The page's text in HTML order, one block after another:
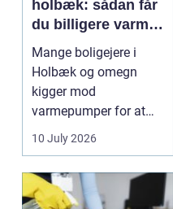
holbæk: sådan får
du billigere varme
og bedre
indeklima
Mange boligejere i
Holbæk og omegn
kigger mod
varmepumper for at
sænke
varmeregningen og få
et sunde...
10 July 2026